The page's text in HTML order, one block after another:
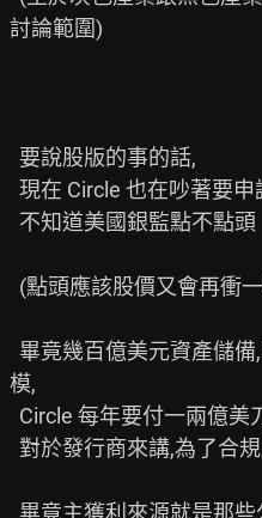
討論範圍)
模,